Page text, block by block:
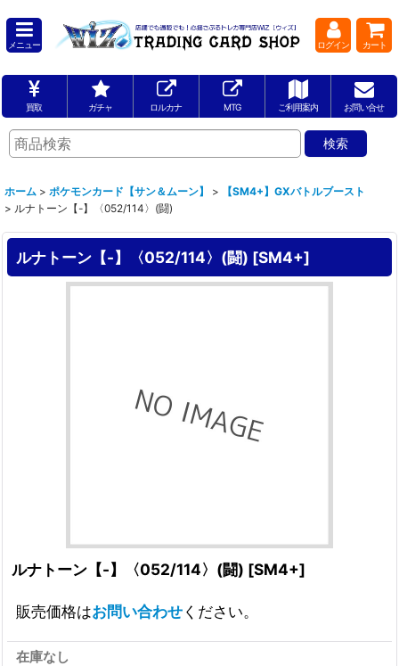
メニュー ログイン カート
買取 ガチャ ロルカナ MTG ご利用案内 お問い合せ
ホーム > ポケモンカード【サン＆ムーン】 >
【SM4+】GXバトルブースト
> ルナトーン【-】〈052/114〉(闘)
ルナトーン【-】〈052/114〉(闘) [SM4+]
ルナトーン【-】〈052/114〉(闘) [SM4+]
販売価格はお問い合わせください。
在庫なし